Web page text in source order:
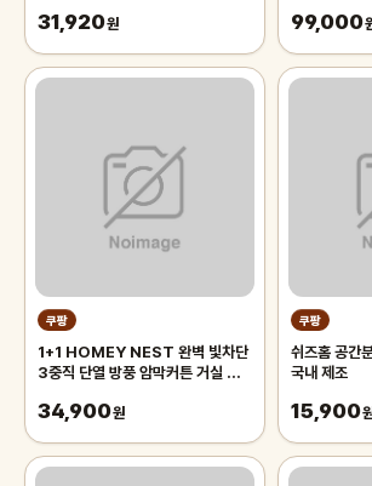
31,920원 99,000
쿠팡
1+1 HOMEY NEST 완벽 빛차단
3중직 단열 방풍 암막커튼 거실 커
34,900원
쿠팡
쉬즈홈 공간
국내 제조
15,900